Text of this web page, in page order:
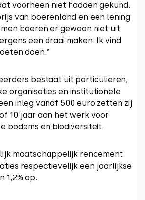
voorheen niet hadden gekund.
van boerenland en een lening
boeren er gewoon niet uit.
een draai maken. Ik vind
doen.”
bestaat uit particulieren,
organisaties en institutionele
inleg vanaf 500 euro zetten zij
10 jaar aan het werk voor
bodems en biodiversiteit.
maatschappelijk rendement
respectievelijk een jaarlijkse
1,2% op.